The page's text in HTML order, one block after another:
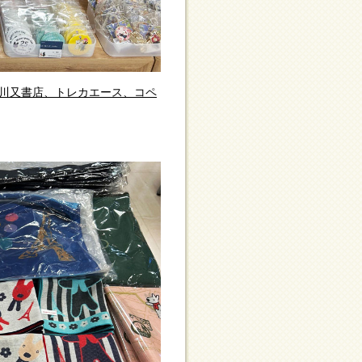
又書店、トレカエース、コペ